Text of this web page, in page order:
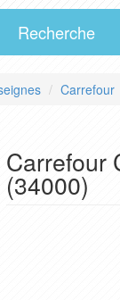
Recherche
Carrefour
Carrefour
(34000)